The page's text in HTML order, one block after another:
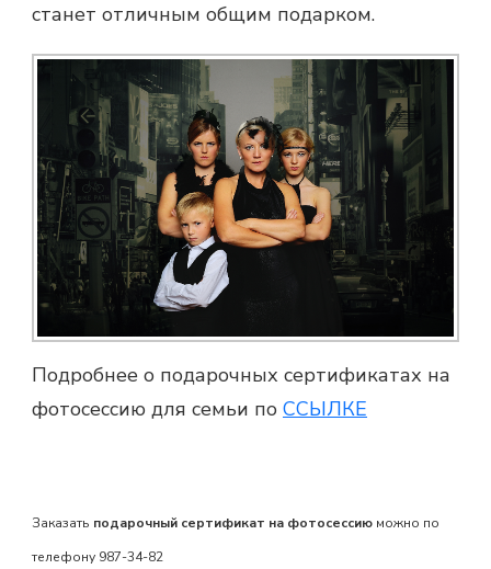
станет отличным общим подарком.
Подробнее о подарочных сертификатах на
фотосессию для семьи по ССЫЛКЕ
Заказать подарочный сертификат на фотосессию можно по
телефону 987-34-82